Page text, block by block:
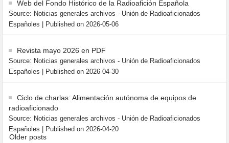
Web del Fondo Histórico de la Radioafición Española
Source: Noticias generales archivos - Unión de Radioaficionados
Españoles
Published on 2026-05-06
Revista mayo 2026 en PDF
Source: Noticias generales archivos - Unión de Radioaficionados
Españoles
Published on 2026-04-30
Ciclo de charlas: Alimentación autónoma de equipos de
radioaficionado
Source: Noticias generales archivos - Unión de Radioaficionados
Españoles
Published on 2026-04-20
Older posts